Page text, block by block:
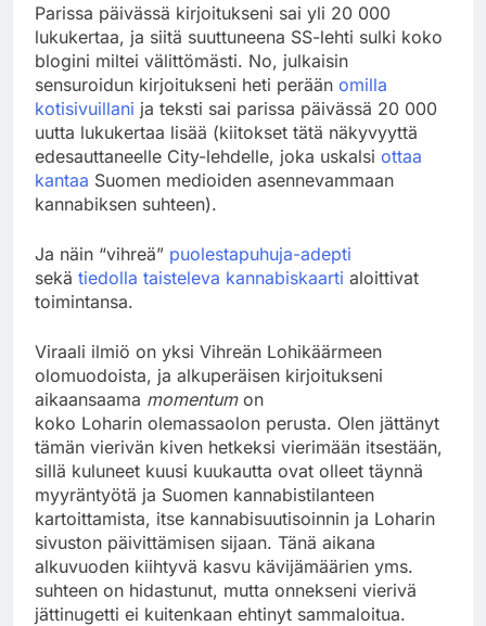
Parissa päivässä kirjoitukseni sai yli 20 000
lukukertaa, ja siitä suuttuneena SS-lehti sulki koko
blogini miltei välittömästi. No, julkaisin
sensuroidun kirjoitukseni heti perään omilla
kotisivuillani ja teksti sai parissa päivässä 20 000
uutta lukukertaa lisää (kiitokset tätä näkyvyyttä
edesauttaneelle City-lehdelle, joka uskalsi ottaa
kantaa Suomen medioiden asennevammaan
kannabiksen suhteen).
Ja näin “vihreä” puolestapuhuja-adepti
sekä tiedolla taisteleva kannabiskaarti aloittivat
toimintansa.
Viraali ilmiö on yksi Vihreän Lohikäärmeen
olomuodoista, ja alkuperäisen kirjoitukseni
aikaansaama momentumon
koko Loharin olemassaolon perusta. Olen jättänyt
tämän vierivän kiven hetkeksi vierimään itsestään,
sillä kuluneet kuusi kuukautta ovat olleet täynnä
myyräntyötä ja Suomen kannabistilanteen
kartoittamista, itse kannabisuutisoinnin ja Loharin
sivuston päivittämisen sijaan. Tänä aikana
alkuvuoden kiihtyvä kasvu kävijämäärien yms.
suhteen on hidastunut, mutta onnekseni vierivä
jättinugetti ei kuitenkaan ehtinyt sammaloitua.